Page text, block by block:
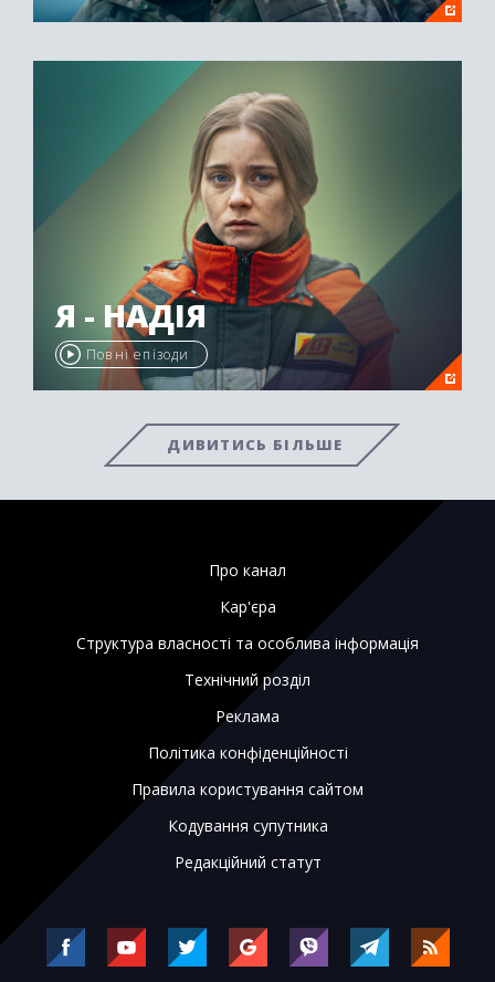
Я - НАДІЯ
Повні епізоди
ДИВИТИСЬ БІЛЬШЕ
Про канал
Кар'єра
Структура власності та особлива інформація
Технічний розділ
Реклама
Політика конфіденційності
Правила користування сайтом
Кодування супутника
Редакційний статут